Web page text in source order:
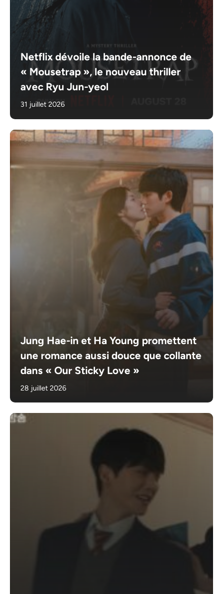
Netflix dévoile la bande-annonce de
« Mousetrap », le nouveau thriller
avec Ryu Jun-yeol
31 juillet 2026
Jung Hae-in et Ha Young promettent
une romance aussi douce que collante
dans « Our Sticky Love »
28 juillet 2026